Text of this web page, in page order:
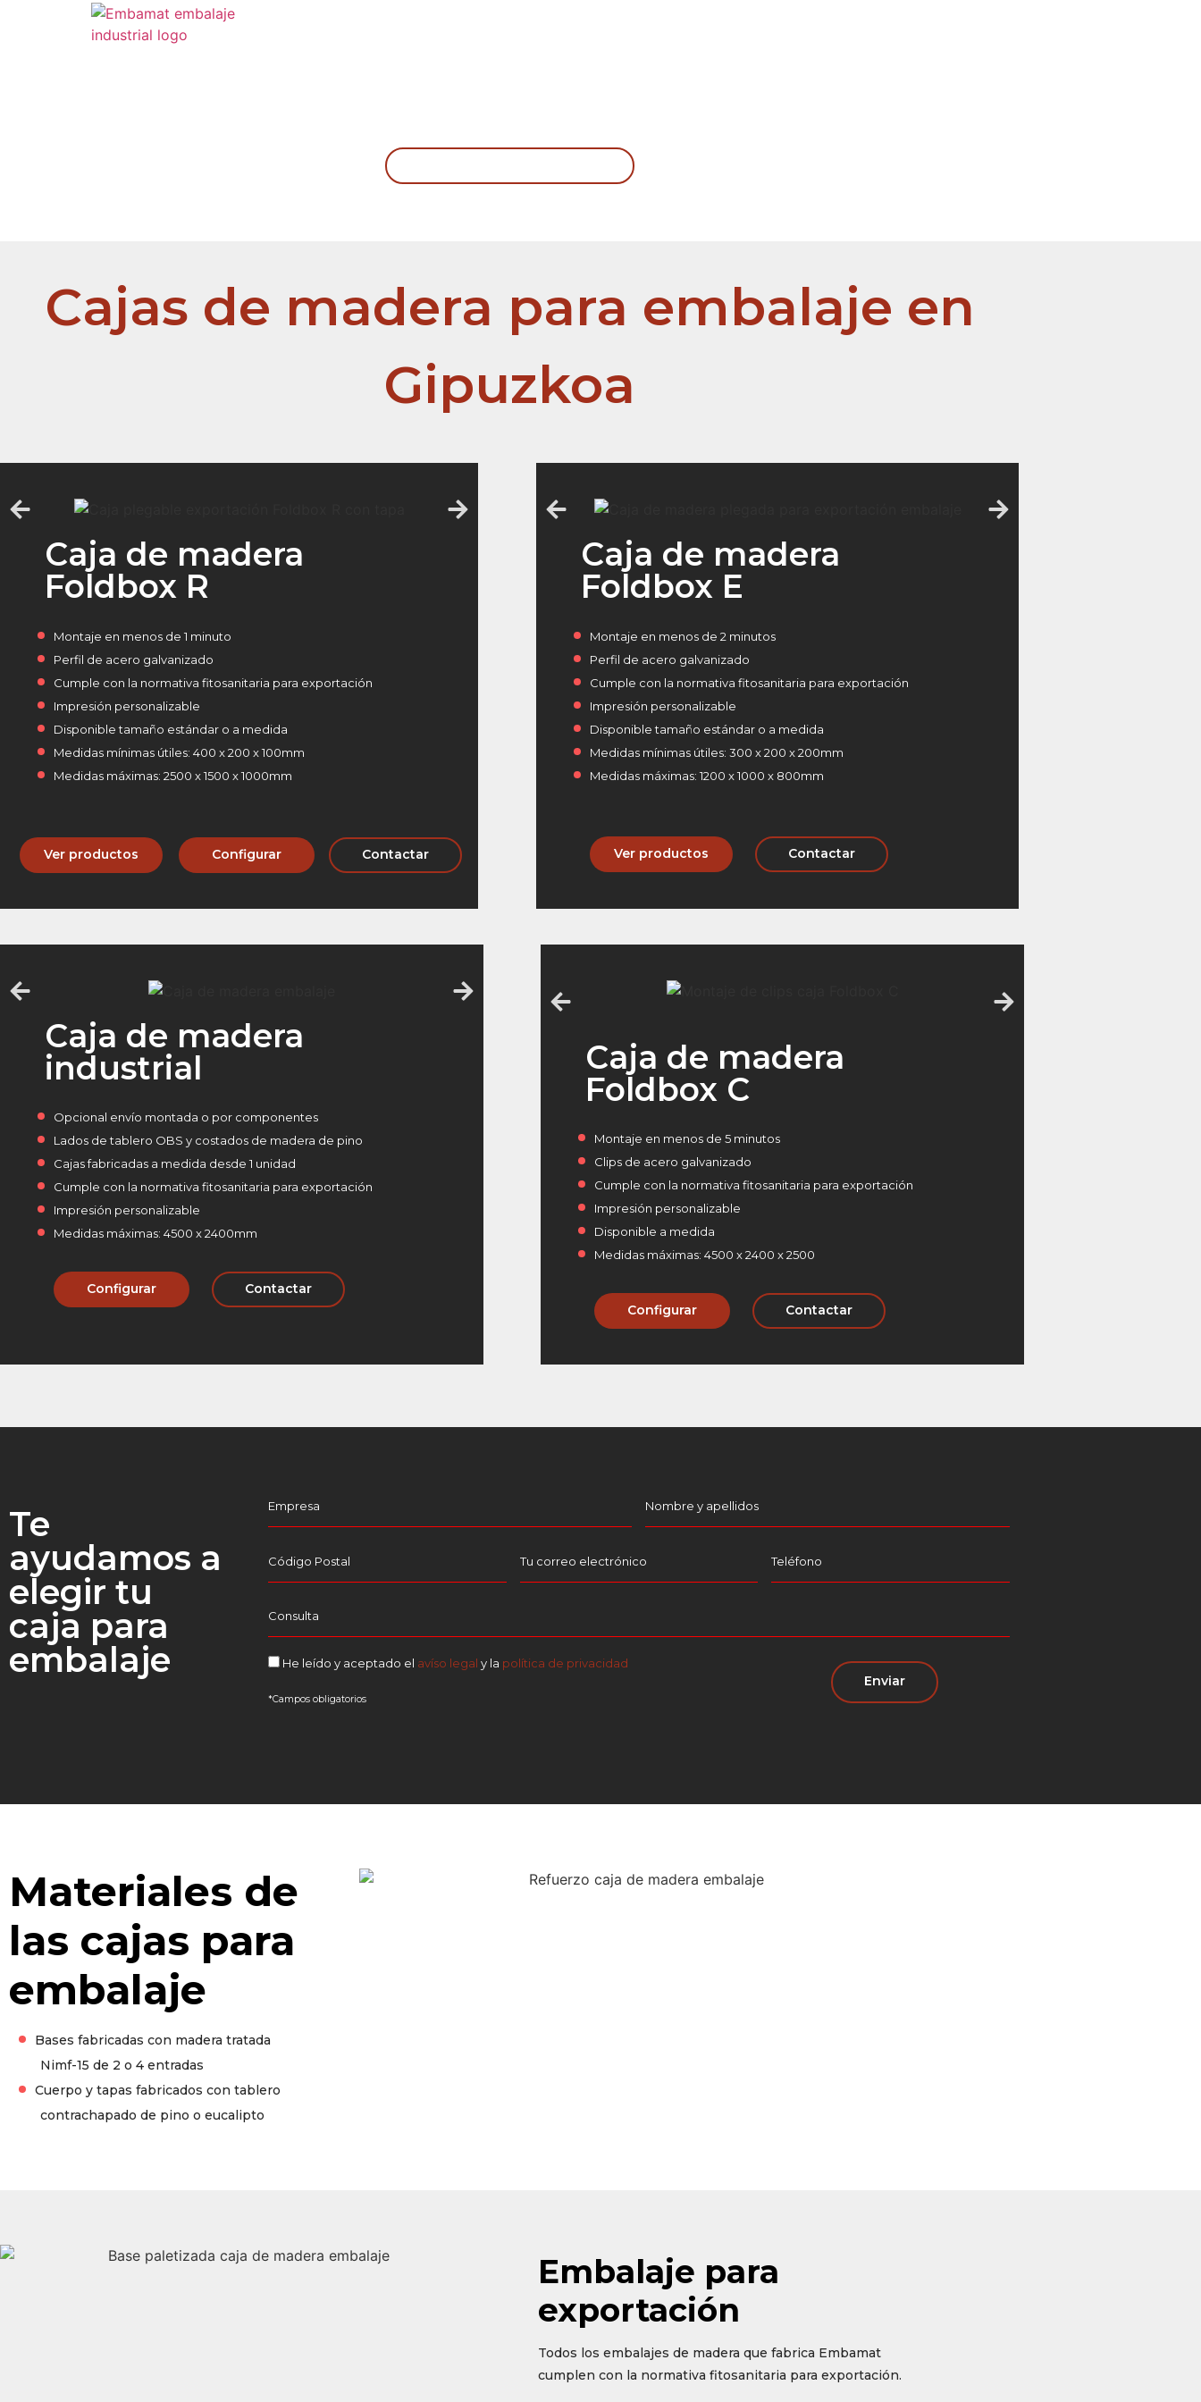
Cajas de madera para embalaje en
Gipuzkoa
Caja de madera
Foldbox R
Montaje en menos de 1 minuto
Perfil de acero galvanizado
Cumple con la normativa fitosanitaria para exportación
Impresión personalizable
Disponible tamaño estándar o a medida
Medidas mínimas útiles: 400 x 200 x 100mm
Medidas máximas: 2500 x 1500 x 1000mm
Ver productos Configurar Contactar
Caja de madera
Foldbox E
Montaje en menos de 2 minutos
Perfil de acero galvanizado
Cumple con la normativa fitosanitaria para exportación
Impresión personalizable
Disponible tamaño estándar o a medida
Medidas mínimas útiles: 300 x 200 x 200mm
Medidas máximas: 1200 x 1000 x 800mm
Ver productos Contactar
Caja de madera
industrial
Opcional envío montada o por componentes
Lados de tablero OBS y costados de madera de pino
Cajas fabricadas a medida desde 1 unidad
Cumple con la normativa fitosanitaria para exportación
Impresión personalizable
Medidas máximas: 4500 x 2400mm
Configurar Contactar
Caja de madera
Foldbox C
Montaje en menos de 5 minutos
Clips de acero galvanizado
Cumple con la normativa fitosanitaria para exportación
Impresión personalizable
Disponible a medida
Medidas máximas: 4500 x 2400 x 2500
Configurar Contactar
Te
ayudamos a
elegir tu
caja para
embalaje
He leído y aceptado el avíso legal y la política de privacidad
*Campos obligatorios
Materiales de
las cajas para
embalaje
Bases fabricadas con madera tratada
Nimf-15 de 2 o 4 entradas
Cuerpo y tapas fabricados con tablero
contrachapado de pino o eucalipto
Embalaje para
exportación
Todos los embalajes de madera que fabrica Embamat
cumplen con la normativa fitosanitaria para exportación.